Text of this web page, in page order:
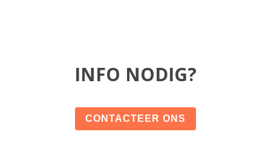
INFO NODIG?
CONTACTEER ONS